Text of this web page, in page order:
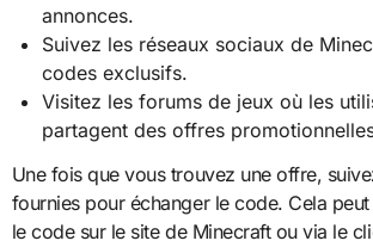
annonces.
Suivez les réseaux sociaux de
codes exclusifs.
Visitez les forums de jeux où les
partagent des offres
Une fois que vous trouvez une offre,
fournies pour échanger le code. Cela peut
le code sur le site de Minecraft ou via le